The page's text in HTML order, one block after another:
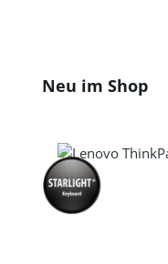
Produktgalerie
Neu im Shop